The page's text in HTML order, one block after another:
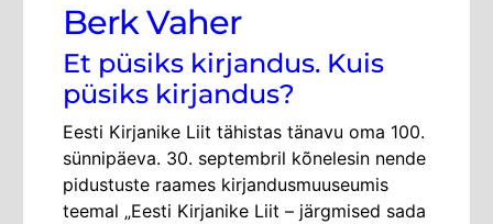
Berk Vaher
Et püsiks kirjandus. Kuis
püsiks kirjandus?
Eesti Kirjanike Liit tähistas tänavu oma 100.
sünnipäeva. 30. septembril kõnelesin nende
pidustuste raames kirjandusmuuseumis
teemal „Eesti Kirjanike Liit – järgmised sada